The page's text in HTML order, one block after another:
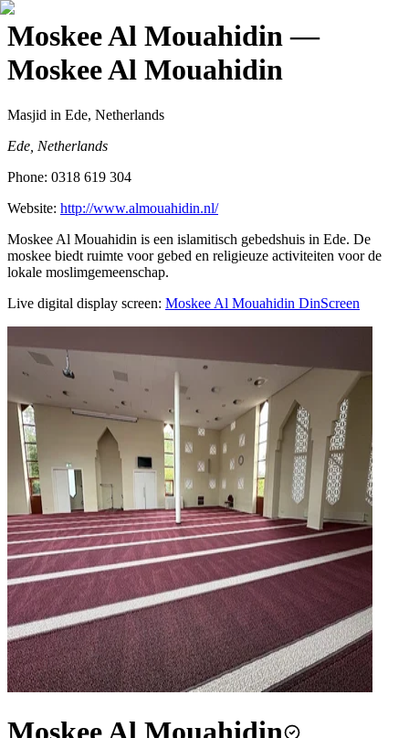
Moskee Al Mouahidin—
Moskee Al Mouahidin
Masjid in Ede, Netherlands
Ede, Netherlands
Phone: 0318 619 304
Website: http://www.almouahidin.nl/
Moskee Al Mouahidin is een islamitisch gebedshuis in Ede. De
moskee biedt ruimte voor gebed en religieuze activiteiten voor de
lokale moslimgemeenschap.
Live digital display screen: Moskee Al Mouahidin DinScreen